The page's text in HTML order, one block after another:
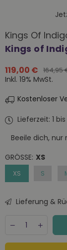
Kings Of
Kings of
Normaler
Preis
119,00 € 164,95
Inkl. 19% MwSt.
Kostenloser
Lieferzeit: 1
Beeile dich, nur
GRÖSSE: XS
XS S
Lieferung &
Decrease
for
Increase
for